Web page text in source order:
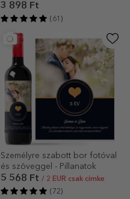
3 898 Ft
(61)
Személyre szabott bor fotóval
és szöveggel - Pillanatok
5 568 Ft / 2 EUR csak címke
(72)